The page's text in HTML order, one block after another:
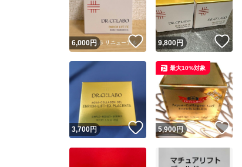
6,000円 いいね！
9,800円 い
3,700円 いいね！
5,900円 い
最大10%対象